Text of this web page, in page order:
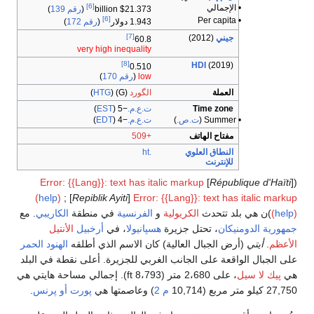
• الإجمالي
$21.373 billion
[6]
(رقم 139
)
• Per capita
1.943 دولار [6]
(رقم 172
)
جيني (2012)
60.8
[7]
very high inequality
HDI (2019)
0.510
[8]
low
(رقم 170
)
العملة
الگورد (G) (
HTG
)
Time zone
ت.ع.م.−5
(
EST
)
• Summer (
ت.ص.) ت.ع.م.−4
(
EDT
)
مفتاح الهاتف
+509
النطاق العلوي
للإنترنت
.ht
([
République d'Haïti
]
Error: {{Lang}}: text has italic markup
(help) ; [Repiblik Ayiti] Error: {{Lang}}: text has italic markup
(help) )ن هي بلد تتحدث الكريولية و الفرنسية في منطقة الكاريبي. مع
جمهورية الدومنيكان، تحتل جزيرة هسپانيولا، في أرخبيل الأنتيل
الأعظم.أيتي (أرض الجبال العالية) كان الاسم الذي أطلقه الهنود الحمر
على الجبال الواقعة على الجانب الغربي للجزيرة. أعلى نقطة في البلد
هي پيك لا سيل
، على 2،680 متر (8،793 ft). إجمالي مساحة هايتي هي
27,750 كيلو متر مربع (10,714
م 2 ) وعاصمتها هي پورت أو پرنس.